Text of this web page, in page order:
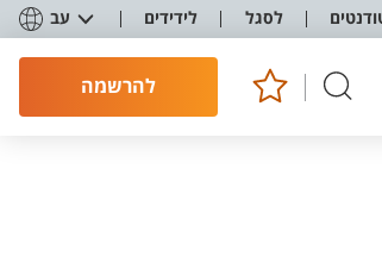
לסגל לידידים עב
להרשמה